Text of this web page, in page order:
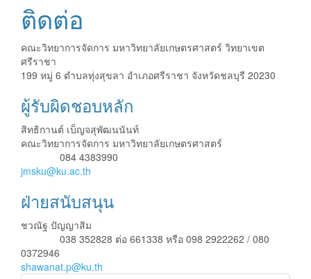
ติดต่อ
คณะวิทยาการจัดการ มหาวิทยาลัยเกษตรศาสตร์ วิทยาเขต
ศรีราชา
199 หมู่ 6 ตำบลทุ่งสุขลา อำเภอศรีราชา จังหวัดชลบุรี 20230
ผู้รับผิดชอบหลัก
สิทธิกานต์ เบ็ญจสุพัฒนนันท์
คณะวิทยาการจัดการ มหาวิทยาลัยเกษตรศาสตร์
084 4383990
jmsku@ku.ac.th
ฝ่ายสนับสนุน
ชวณัฐ ปัญญาสิม
038 352828 ต่อ 661338 หรือ 098 2922262 / 080
0372946
shawanat.p@ku.th